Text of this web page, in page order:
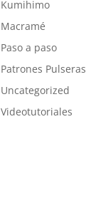
Kumihimo
Macramé
Paso a paso
Patrones Pulseras
Uncategorized
Videotutoriales